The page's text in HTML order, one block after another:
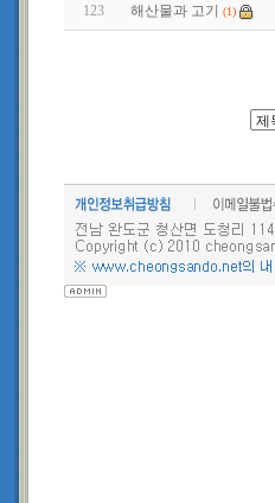
123 해산물과 고기 (1)